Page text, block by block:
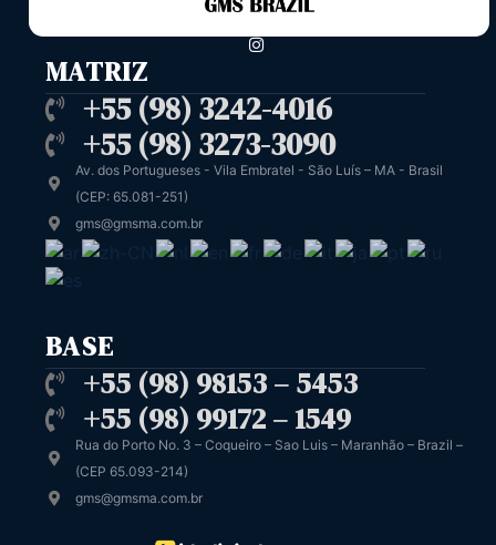
MATRIZ
+55 (98) 3242-4016
+55 (98) 3273-3090
Av. dos Portugueses - Vila Embratel - São Luís – MA - Brasil
(CEP: 65.081-251)
gms@gmsma.com.br
BASE
+55 (98) 98153 – 5453
+55 (98) 99172 – 1549
Rua do Porto No. 3 – Coqueiro – Sao Luis – Maranhão – Brazil –
(CEP 65.093-214)
gms@gmsma.com.br